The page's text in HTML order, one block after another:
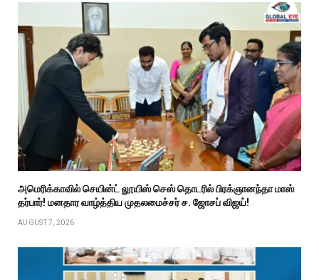
அமெரிக்காவில் செயின்ட் லூயிஸ் செஸ் தொடரில் பிரக்ஞானந்தா மாஸ்
தர்பார்! மனதார வாழ்த்திய முதலமைச்சர் ச. ஜோசப் விஜய்!
AUGUST 7, 2026